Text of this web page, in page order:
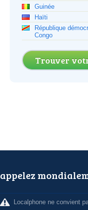
Guinée
Haïti
République
Congo
Trouver
appelez
Localphone ne convient